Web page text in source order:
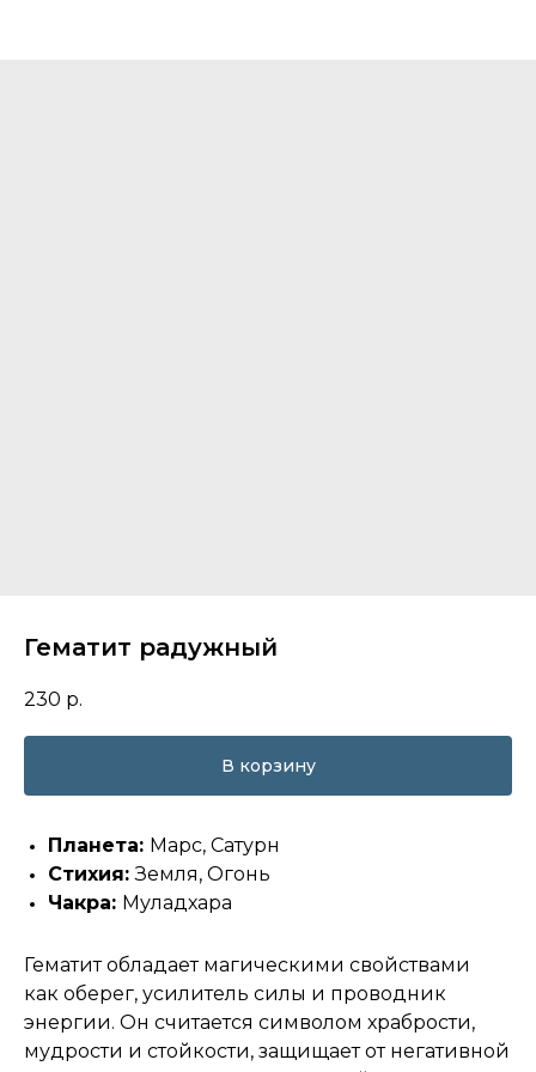
Гематит радужный
230 р.
В корзину
Планета: Марс, Сатурн
Стихия:Земля, Огонь
Чакра: Муладхара
Гематит обладает магическими свойствами
как оберег, усилитель силы и проводник
энергии. Он считается символом храбрости,
мудрости и стойкости, защищает от негативной